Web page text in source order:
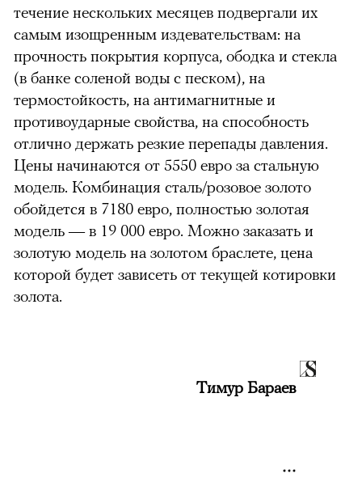
течение нескольких месяцев подвергали их
самым изощренным издевательствам: на
прочность покрытия корпуса, ободка и стекла
(в банке соленой воды с песком), на
термостойкость, на антимагнитные и
противоударные свойства, на способность
отлично держать резкие перепады давления.
Цены начинаются от 5550 евро за стальную
модель. Комбинация сталь/розовое золото
обойдется в 7180 евро, полностью золотая
модель — в 19 000 евро. Можно заказать и
золотую модель на золотом браслете, цена
которой будет зависеть от текущей котировки
золота.
Тимур Бараев